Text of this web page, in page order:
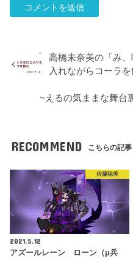
高橋未奈美の「み
入れながらコーラを
~えるの気ままな舞台
RECOMMEND こちらの記事
佐藤聡美
2021.5.12
アズールレーン ローン（μ兵